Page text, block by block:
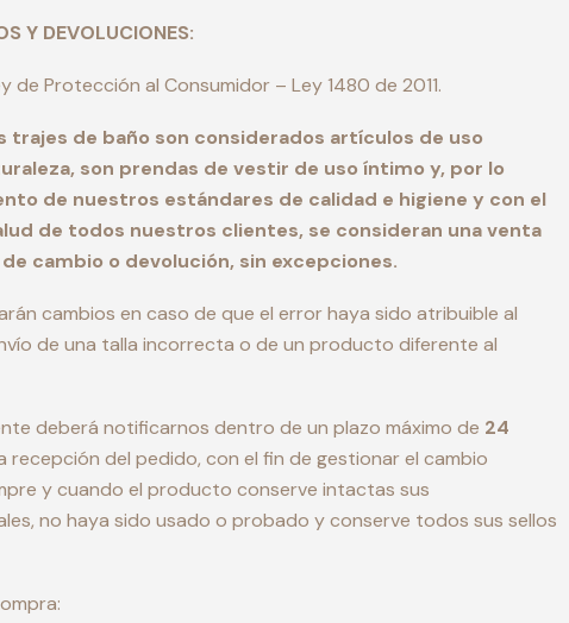
Y DEVOLUCIONES:
de Protección al Consumidor – Ley 1480 de 2011.
trajes de baño son considerados artículos de uso
son prendas de vestir de uso íntimo y, por lo
de nuestros estándares de calidad e higiene y con el
de todos nuestros clientes, se consideran una venta
cambio o devolución, sin excepciones.
cambios en caso de que el error haya sido atribuible al
de una talla incorrecta o de un producto diferente al
deberá notificarnos dentro de un plazo máximo de 24
recepción del pedido, con el fin de gestionar el cambio
y cuando el producto conserve intactas sus
no haya sido usado o probado y conserve todos sus sellos